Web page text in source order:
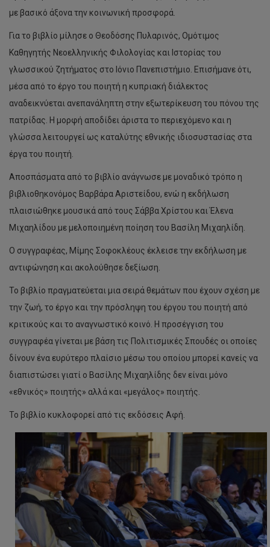
με βασικό άξονα την κοινωνική προσφορά.
Για το βιβλίο μίλησε ο Θεοδόσης Πυλαρινός, Ομότιμος
Καθηγητής Νεοελληνικής Φιλολογίας και Ιστορίας του
γλωσσικού ζητήματος στο Ιόνιο Πανεπιστήμιο. Επισήμανε ότι,
μέσα από το έργο του ποιητή η κυπριακή διάλεκτος
αναδεικνύεται ανεπανάληπτη στην εξωτερίκευση του πόνου της
πατρίδας. Η μορφή αποδίδει άριστα το περιεχόμενο και η
γλώσσα λειτουργεί ως καταλύτης εθνικής ιδιοσυστασίας στα
έργα του ποιητή.
Αποσπάσματα από το βιβλίο ανάγνωσε με μοναδικό τρόπο η
βιβλιοθηκονόμος Βαρβάρα Αριστείδου, ενώ η εκδήλωση
πλαισιώθηκε μουσικά από τους Σάββα Χρίστου και Έλενα
Μιχαηλίδου με μελοποιημένη ποίηση του Βασίλη Μιχαηλίδη.
Ο συγγραφέας, Μίμης Σοφοκλέους έκλεισε την εκδήλωση με
αντιφώνηση και ακολούθησε δεξίωση.
Το βιβλίο πραγματεύεται μια σειρά θεμάτων που έχουν σχέση με
την ζωή, το έργο και την πρόσληψη του έργου του ποιητή από
κριτικούς και το αναγνωστικό κοινό. Η προσέγγιση του
συγγραφέα γίνεται με βάση τις Πολιτισμικές Σπουδές οι οποίες
δίνουν ένα ευρύτερο πλαίσιο μέσω του οποίου μπορεί κανείς να
διαπιστώσει γιατί ο Βασίλης Μιχαηλίδης δεν είναι μόνο
«εθνικός» ποιητής» αλλά και «μεγάλος» ποιητής.
Το βιβλίο κυκλοφορεί από τις εκδόσεις Αφή.